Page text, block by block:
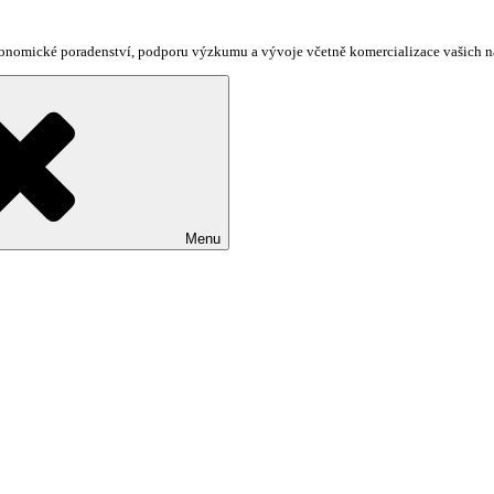
poradenství, podporu výzkumu a vývoje včetně komercializace vašich
Menu